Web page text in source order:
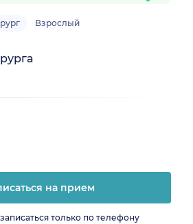
Взрослый
на прием
только по телефону